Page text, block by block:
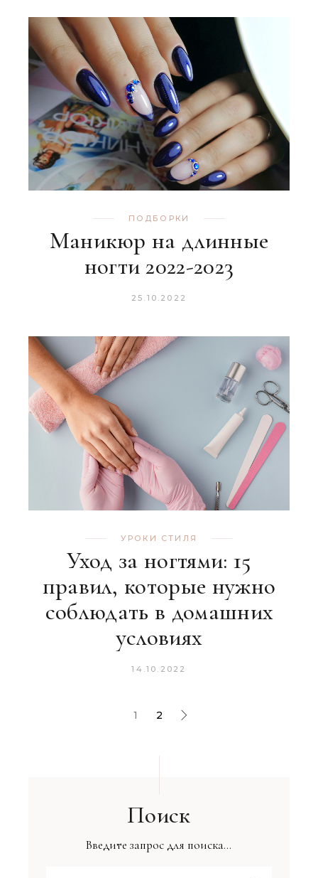
ПОДБОРКИ
Маникюр на длинные
ногти 2022-2023
25.10.2022
УРОКИ СТИЛЯ
Уход за ногтями: 15
правил, которые нужно
соблюдать в домашних
условиях
14.10.2022
1 2
Поиск
Введите запрос для поиска...